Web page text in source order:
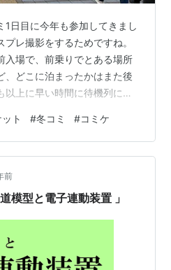
1日目に今年も参加してきまし
レ撮影をするためですね。
入場で、前乗りでとある場所
、どこに泊まったかはまた後
以上に早い時間に待機列に並
日はその時の。いつも西側
)からの入場だけど今回は撮影
んに先に挨拶しとこうと思っ
にしました。 午前入場だか
ったけど、意外と列できてま
ト #冬コミ #コミケ
前
模型と電子連動装置 」